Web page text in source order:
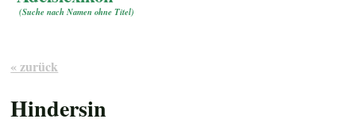
(Suche nach Namen ohne Titel)
« zurück
Hindersin